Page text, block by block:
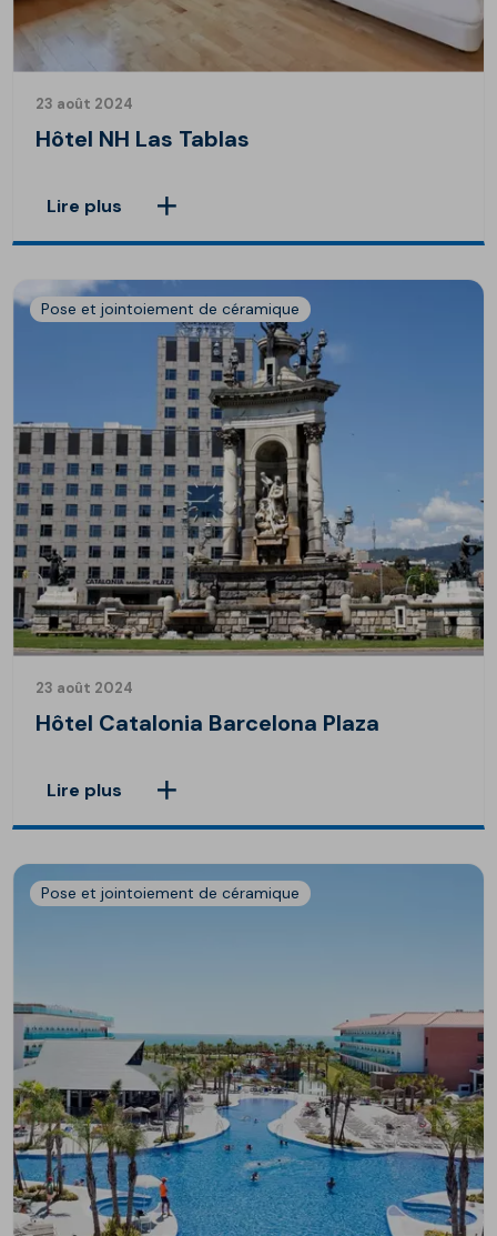
23 août 2024
Hôtel NH Las Tablas
Lire plus
Pose et jointoiement de céramique
23 août 2024
Hôtel Catalonia Barcelona Plaza
Lire plus
Pose et jointoiement de céramique